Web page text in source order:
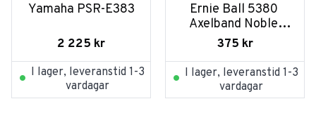
Yamaha PSR-E383
2 225 kr
I lager, leveranstid 1-3
vardagar
Ernie Ball 5380
Axelband Noble
Rose
375 kr
I lager, leveranstid 1-3
vardagar